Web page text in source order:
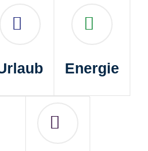
Energie